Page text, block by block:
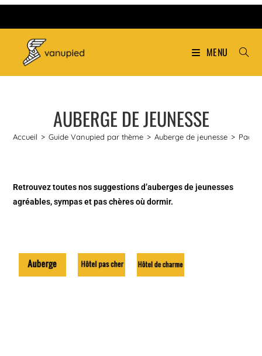
MENU
AUBERGE DE JEUNESSE
Accueil > Guide Vanupied par thème > Auberge de jeunesse > Page
Retrouvez toutes nos suggestions d’auberges de jeunesses
agréables, sympas et pas chères où dormir.